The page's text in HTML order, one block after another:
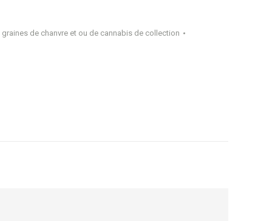
graines de chanvre et ou de cannabis de collection